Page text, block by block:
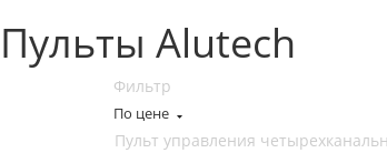
Пульты Alutech
Фильтр
По цене
Пульт управления